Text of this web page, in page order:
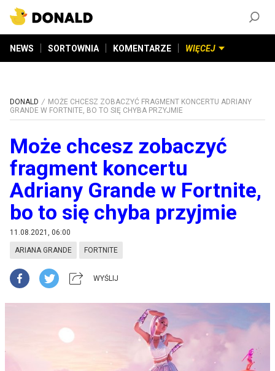
NEWS SORTOWNIA KOMENTARZE WIĘCEJ
DONALD
MOŻE CHCESZ ZOBACZYĆ FRAGMENT KONCERTU ADRIANY
GRANDE W FORTNITE, BO TO SIĘ CHYBA PRZYJMIE
Może chcesz zobaczyć
fragment koncertu
Adriany Grande w Fortnite,
bo to się chyba przyjmie
11.08.2021, 06:00
ARIANA GRANDE FORTNITE
WYŚLIJ